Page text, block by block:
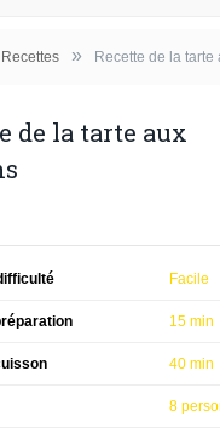
Recettes » Recette de la tarte
de la tarte aux
Facile
15 min
40 min
8